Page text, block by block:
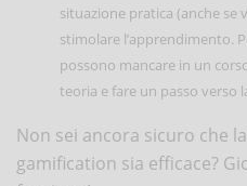
situazione pratica (anche
stimolare l’apprendimento.
possono mancare in un
teoria e fare un passo verso
Non sei ancora sicuro che
gamification sia efficace?